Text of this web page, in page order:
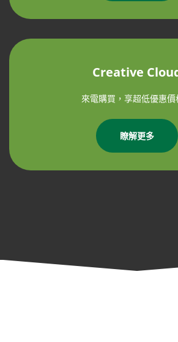
Creative
來電購買，享超低優惠價
瞭解更多